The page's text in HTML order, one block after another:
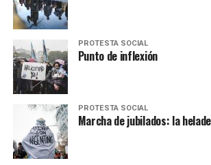
PROTESTA SOCIAL
Punto de inflexión
PROTESTA SOCIAL
Marcha de jubilados: la